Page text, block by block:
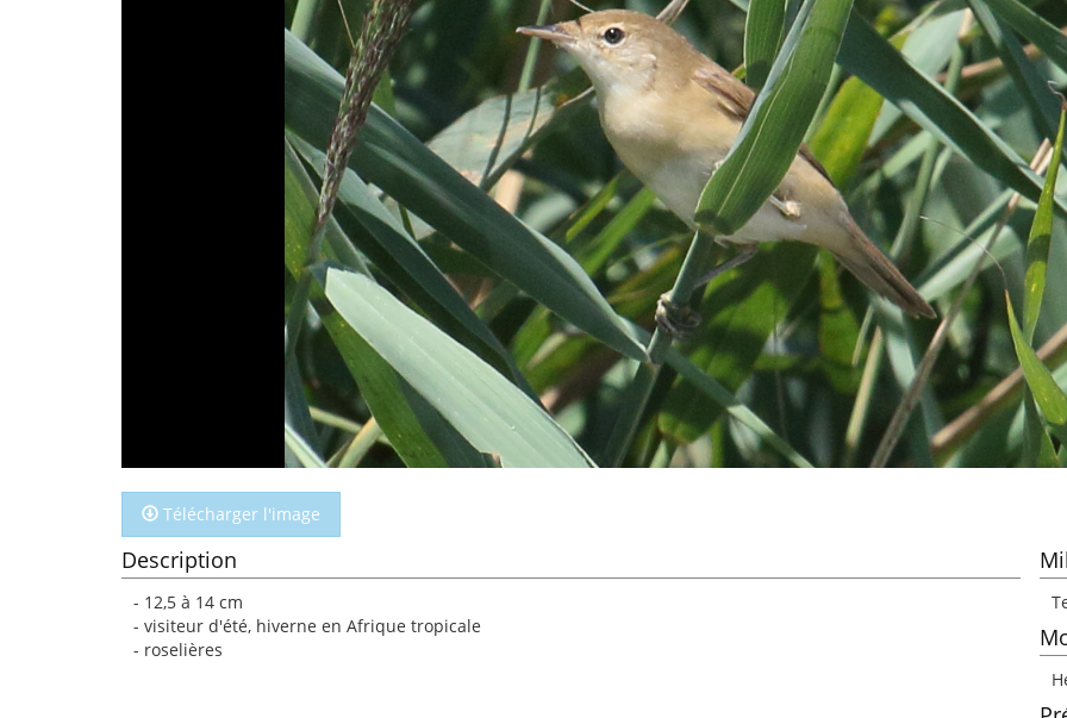
Télécharger l'image
Description
- 12,5 à 14 cm
- visiteur d'été, hiverne en Afrique tropicale
- roselières